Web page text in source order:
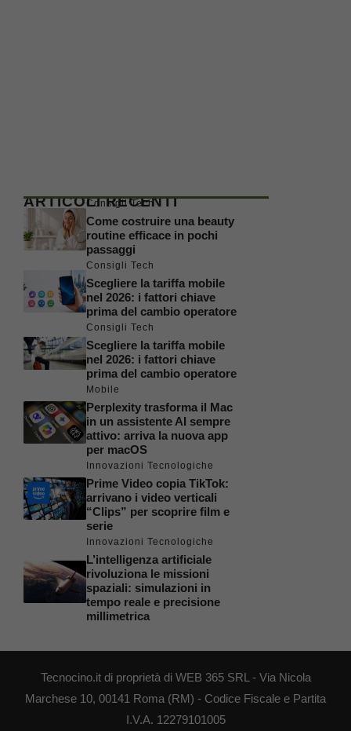
ARTICOLI RECENTI
Consigli Tech
Come costruire una beauty
routine efficace in pochi
passaggi
Consigli Tech
Scegliere la tariffa mobile
nel 2026: i fattori chiave
prima del cambio operatore
Consigli Tech
Scegliere la tariffa mobile
nel 2026: i fattori chiave
prima del cambio operatore
Mobile
Perplexity trasforma il Mac
in un assistente AI sempre
attivo: arriva la nuova app
per macOS
Innovazioni Tecnologiche
Prime Video copia TikTok:
arrivano i video verticali
“Clips” per scoprire film e
serie
Innovazioni Tecnologiche
L’intelligenza artificiale
rivoluziona le missioni
spaziali: simulazioni in
tempo reale e precisione
millimetrica
Tecnocino.it di proprietà di WEB 365 SRL - Via Nicola
Marchese 10, 00141 Roma (RM) - Codice Fiscale e Partita
I.V.A. 12279101005